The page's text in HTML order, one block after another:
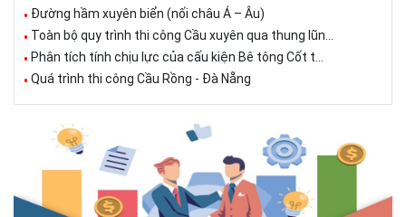
Đường hầm xuyên biển (nối châu Á – Âu)
Toàn bộ quy trình thi công Cầu xuyên qua thung lũn...
Phân tích tính chịu lực của cấu kiện Bê tông Cốt t...
Quá trình thi công Cầu Rồng - Đà Nẵng